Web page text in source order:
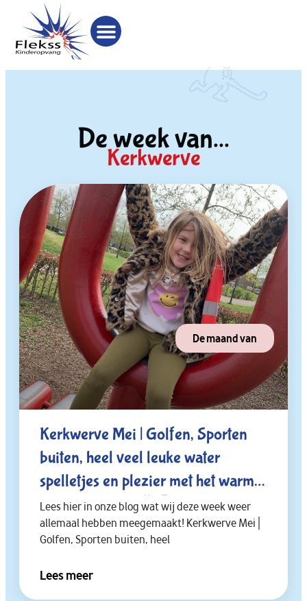
De week van...
Kerkwerve
De maand van
Kerkwerve Mei | Golfen, Sporten
buiten, heel veel leuke water
spelletjes en plezier met het warme
weer🏌🏻‍♂️🏃🏻‍➡️🌞😎
Lees hier in onze blog wat wij deze week weer
allemaal hebben meegemaakt! Kerkwerve Mei |
Golfen, Sporten buiten, heel
Lees meer